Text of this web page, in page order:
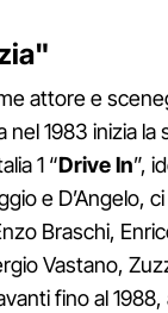
attore e
nel 1983 inizia la
1 “Drive In”,
e D’Angelo,
Braschi,
Vastano,
fino al 1988,